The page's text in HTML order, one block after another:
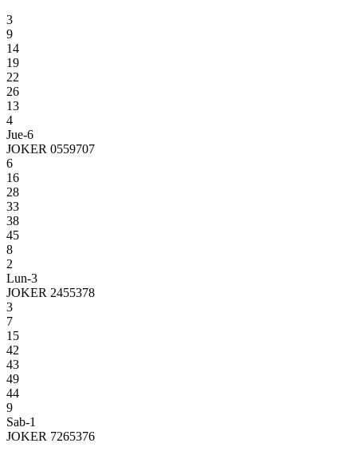
3
9
14
19
22
26
13
4
Jue-6
JOKER 0559707
6
16
28
33
38
45
8
2
Lun-3
JOKER 2455378
3
7
15
42
43
49
44
9
Sab-1
JOKER 7265376